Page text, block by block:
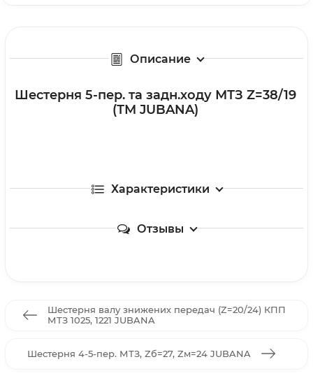
Описание
Шестерня 5-пер. та задн.ходу МТЗ Z=38/19
(ТМ JUBANA)
Характеристики
Отзывы
Шестерня валу знижених передач (Z=20/24) КПП
МТЗ 1025, 1221 JUBANA
Шестерня 4-5-пер. МТЗ, Zб=27, Zм=24 JUBANA